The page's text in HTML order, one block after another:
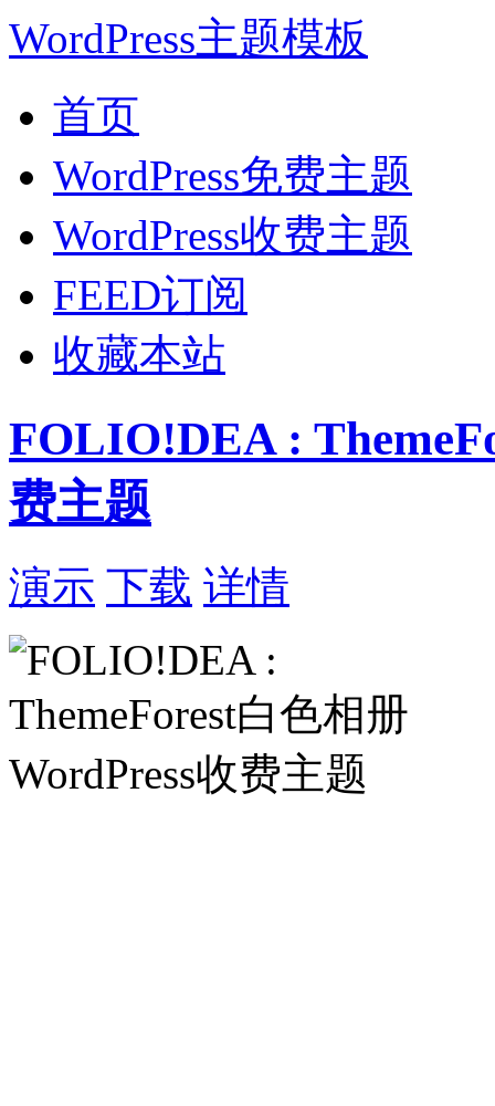
WordPress主题模板
首页
WordPress免费主题
WordPress收费主题
FEED订阅
收藏本站
FOLIO!DEA :
费主题
演示 下载 详情